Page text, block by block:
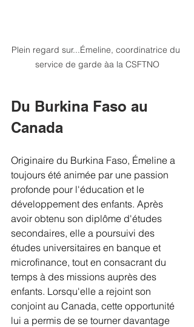
Plein regard sur...Émeline, coordinatrice du
service de garde àa la CSFTNO
Du Burkina Faso au
Canada
Originaire du Burkina Faso, Émeline a
toujours été animée par une passion
profonde pour l'éducation et le
développement des enfants. Après
avoir obtenu son diplôme d'études
secondaires, elle a poursuivi des
études universitaires en banque et
microfinance, tout en consacrant du
temps à des missions auprès des
enfants. Lorsqu'elle a rejoint son
conjoint au Canada, cette opportunité
lui a permis de se tourner davantage